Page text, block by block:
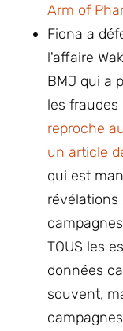
Arm of
Fiona a
l'affaire
BMJ qui a
les fraudes
reproche
un article
qui est
révélations
TOUS les
données
souvent,